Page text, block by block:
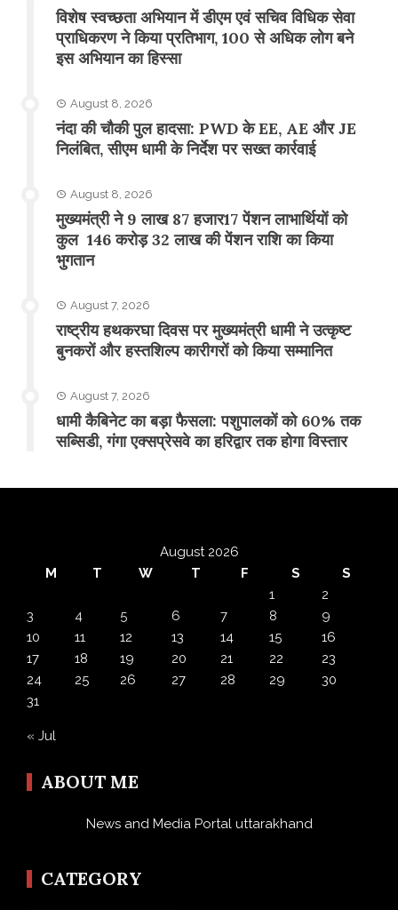
विशेष स्वच्छता अभियान में डीएम एवं सचिव विधिक सेवा
प्राधिकरण ने किया प्रतिभाग, 100 से अधिक लोग बने
इस अभियान का हिस्सा
August 8, 2026
नंदा की चौकी पुल हादसा: PWD के EE, AE और JE
निलंबित, सीएम धामी के निर्देश पर सख्त कार्रवाई
August 8, 2026
मुख्यमंत्री ने 9 लाख 87 हजार17 पेंशन लाभार्थियों को
कुल 146 करोड़ 32 लाख की पेंशन राशि का किया
भुगतान
August 7, 2026
राष्ट्रीय हथकरघा दिवस पर मुख्यमंत्री धामी ने उत्कृष्ट
बुनकरों और हस्तशिल्प कारीगरों को किया सम्मानित
August 7, 2026
​धामी कैबिनेट का बड़ा फैसला: पशुपालकों को 60% तक
सब्सिडी, गंगा एक्सप्रेसवे का हरिद्वार तक होगा विस्तार
August 2026
M
T W T F S
S
1
2
3
4 5 6 7 8
9
10
11 12 13 14 15
16
17
18 19 20 21 22
23
24
25 26 27 28 29
30
31
« Jul
ABOUT ME
News and Media Portal uttarakhand
CATEGORY